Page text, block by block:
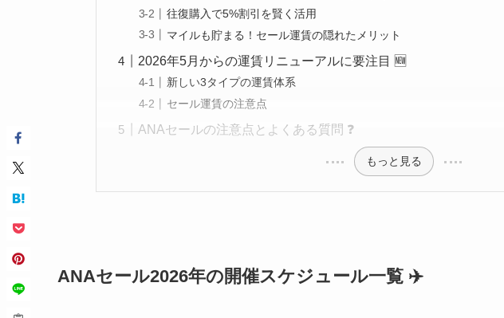
往復購入で5%割引を賢く活用
マイルも貯まる！セール運賃の隠れたメリット
2026年5月からの運賃リニューアルに要注目 🆕
新しい3タイプの運賃体系
セール運賃の注意点
ANAセールの注意点とよくある質問 ❓
もっと見る
ANAセール2026年の開催スケジュール一覧 ✈️